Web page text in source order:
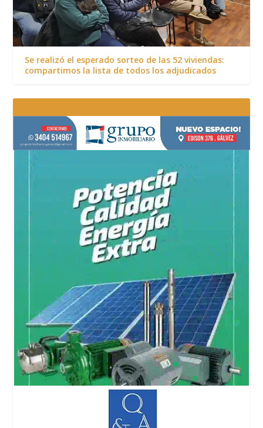
Se realizó el esperado sorteo de las 52 viviendas:
compartimos la lista de todos los adjudicados